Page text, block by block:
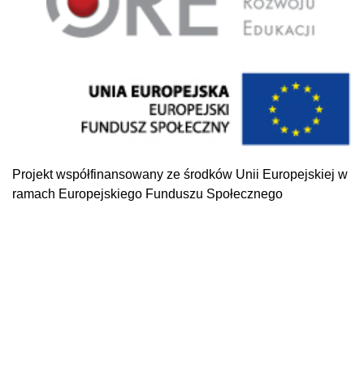
Projekt współfinansowany ze środków Unii Europejskiej w
ramach Europejskiego Funduszu Społecznego